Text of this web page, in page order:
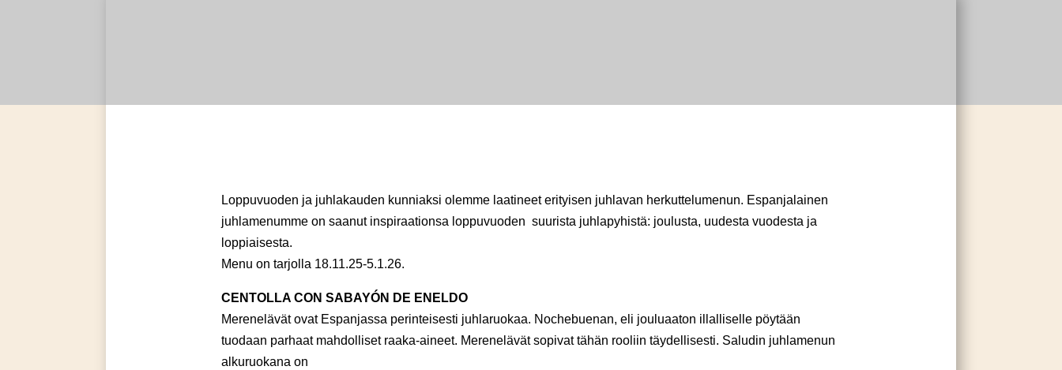
Loppuvuoden ja juhlakauden kunniaksi olemme laatineet erityisen juhlavan herkuttelumenun. Espanjalainen
juhlamenumme on saanut inspiraationsa loppuvuoden suurista juhlapyhistä: joulusta, uudesta vuodesta ja
loppiaisesta.
Menu on tarjolla 18.11.25-5.1.26.
CENTOLLA CON SABAYÓN DE ENELDO
Merenelävät ovat Espanjassa perinteisesti juhlaruokaa. Nochebuenan, eli jouluaaton illalliselle pöytään
tuodaan parhaat mahdolliset raaka-aineet. Merenelävät sopivat tähän rooliin täydellisesti. Saludin juhlamenun
alkuruokana on